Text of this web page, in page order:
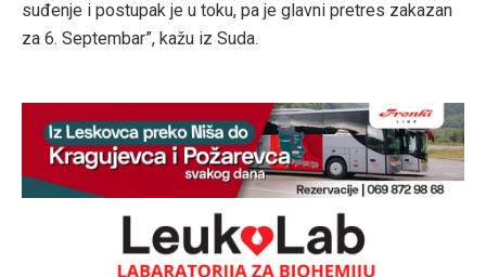
suđenje i postupak je u toku, pa je glavni pretres zakazan
za 6. Septembar”, kažu iz Suda.